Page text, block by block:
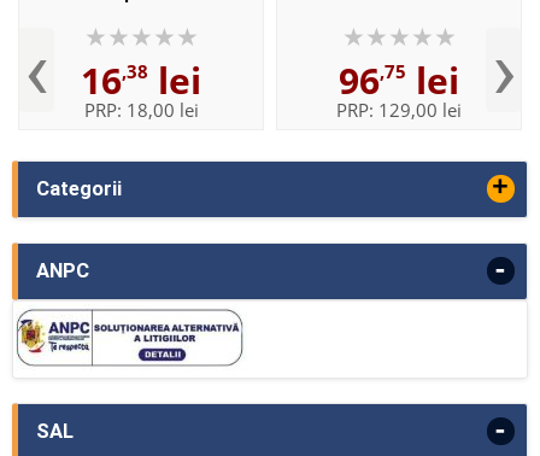
Categorii +
ANPC -
SAL -
‹ 16,38 lei
PRP: 18,00 lei
96,75 lei
PRP: 129,00 lei ›